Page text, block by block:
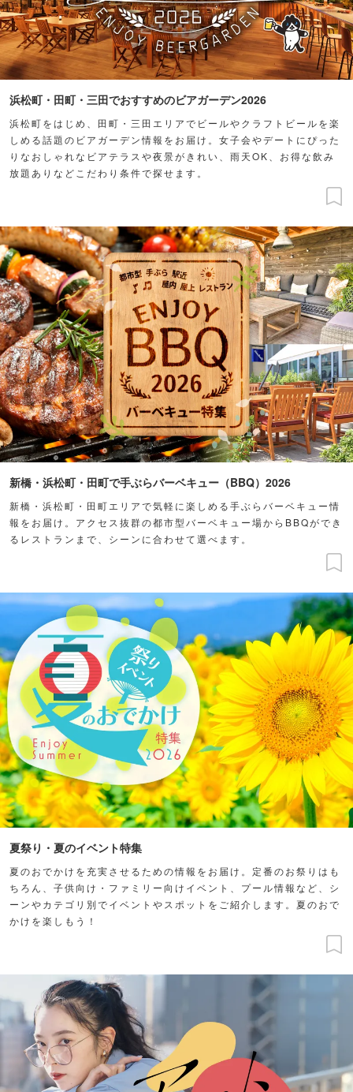
浜松町・田町・三田でおすすめのビアガーデン2026
浜松町をはじめ、田町・三田エリアでビールやクラフトビールを楽
しめる話題のビアガーデン情報をお届け。女子会やデートにぴった
りなおしゃれなビアテラスや夜景がきれい、雨天OK、お得な飲み
放題ありなどこだわり条件で探せます。
新橋・浜松町・田町で手ぶらバーベキュー（BBQ）2026
新橋・浜松町・田町エリアで気軽に楽しめる手ぶらバーベキュー情
報をお届け。アクセス抜群の都市型バーベキュー場からBBQができ
るレストランまで、シーンに合わせて選べます。
夏祭り・夏のイベント特集
夏のおでかけを充実させるための情報をお届け。定番のお祭りはも
ちろん、子供向け・ファミリー向けイベント、プール情報など、シ
ーンやカテゴリ別でイベントやスポットをご紹介します。夏のおで
かけを楽しもう！